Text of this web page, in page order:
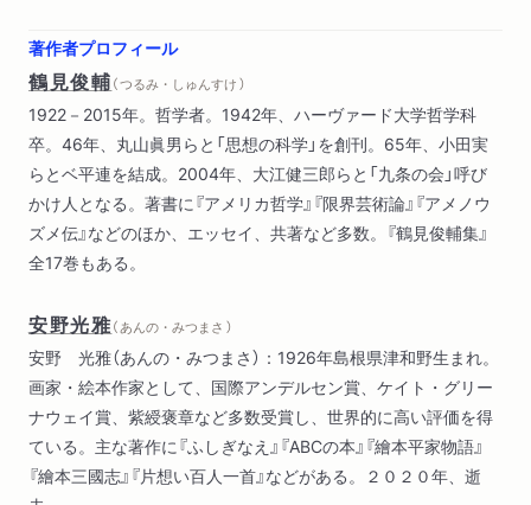
著作者プロフィール
鶴見俊輔（ つるみ・しゅんすけ ）
1922－2015年。哲学者。1942年、ハーヴァード大学哲学科
卒。46年、丸山眞男らと「思想の科学」を創刊。65年、小田実
らとベ平連を結成。2004年、大江健三郎らと「九条の会」呼び
かけ人となる。著書に『アメリカ哲学』『限界芸術論』『アメノウ
ズメ伝』などのほか、エッセイ、共著など多数。『鶴見俊輔集』
全17巻もある。
安野光雅（ あんの・みつまさ ）
安野 光雅（あんの・みつまさ）：1926年島根県津和野生まれ。
画家・絵本作家として、国際アンデルセン賞、ケイト・グリー
ナウェイ賞、紫綬褒章など多数受賞し、世界的に高い評価を得
ている。主な著作に『ふしぎなえ』『ABCの本』『繪本平家物語』
『繪本三國志』『片想い百人一首』などがある。２０２０年、逝